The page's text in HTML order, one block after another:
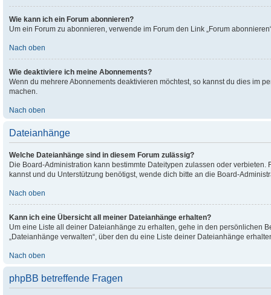
Wie kann ich ein Forum abonnieren?
Um ein Forum zu abonnieren, verwende im Forum den Link „Forum
Nach oben
Wie deaktiviere ich meine Abonnements?
Wenn du mehrere Abonnements deaktivieren möchtest, so kannst du dies im
machen.
Nach oben
Dateianhänge
Welche Dateianhänge sind in diesem Forum zulässig?
Die Board-Administration kann bestimmte Dateitypen zulassen oder
kannst und du Unterstützung benötigst, wende dich bitte an die Board-
Nach oben
Kann ich eine Übersicht all meiner Dateianhänge erhalten?
Um eine Liste all deiner Dateianhänge zu erhalten, gehe in den persönlichen
„Dateianhänge verwalten“, über den du eine Liste deiner Dateianhänge
Nach oben
phpBB betreffende Fragen